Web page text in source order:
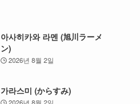
아사히카와 라멘 (旭川ラーメ
ン)
2026년 8월 2일
가라스미 (からすみ)
2026년 8월 2일